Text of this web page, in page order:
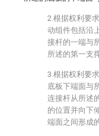
2.根据权利要
动组件包括沿
接杆的一端与
所述的第一支
3.根据权利要
底板下端面与
连接杆从所述
的位置并向下
端面之间形成